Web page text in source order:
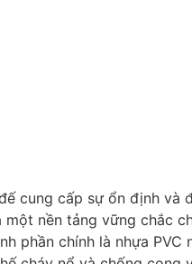
cung cấp sự ổn định và
nền tảng vững chắc
phần chính là nhựa